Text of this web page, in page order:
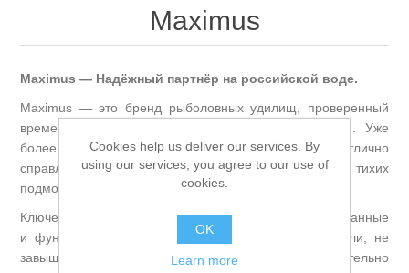
Контакты
Личный кабинет
Поиск
Maximus
Maximus — Надёжный партнёр на российской воде.
Maximus — это бренд рыболовных удилищ, проверенный
временем и доверием рыболовов по всей России. Уже
более 15 лет бренд создаёт снасти, которые отлично
справляются с задачами в реальных условиях — от тихих
подмосковных прудов до суровых рек Севера.
Ключевая философия Maximus — предлагать продуманные
и функциональные решения для разных видов ловли, не
завышая цену за громкое имя. Компания внимательно
Cookies help us deliver our services. By
using our services, you agree to our use of
cookies.
OK
Learn more